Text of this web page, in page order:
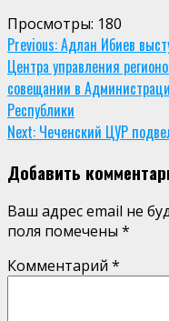
Просмотры: 180
Continue
Reading
Previous:Адлан Ибиев
Центра управления
совещании в
Республики
Next: Чеченский ЦУР
Добавить
Ваш адрес email не
поля помечены *
Комментарий *